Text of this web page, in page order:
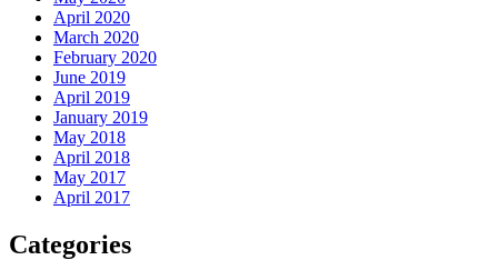
April 2020
March 2020
February 2020
June 2019
April 2019
January 2019
May 2018
April 2018
May 2017
April 2017
Categories